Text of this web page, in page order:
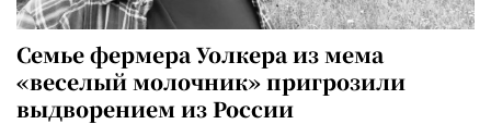
Семье фермера Уолкера из мема
«веселый молочник» пригрозили
выдворением из России